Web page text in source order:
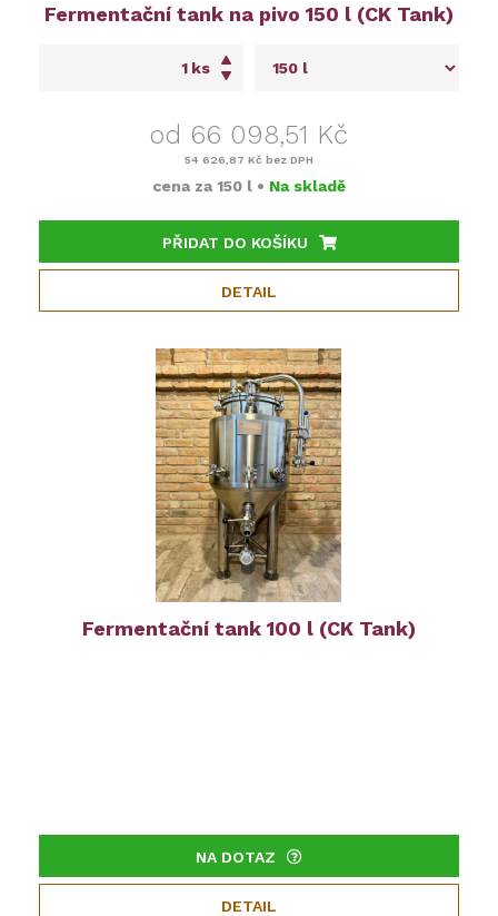
Fermentační tank na pivo 150 l (CK Tank)
ks
od 66 098,51 Kč
54 626,87 Kč bez DPH
cena za 150 l • Na skladě
PŘIDAT DO KOŠÍKU
DETAIL
Fermentační tank 100 l (CK Tank)
NA DOTAZ
DETAIL